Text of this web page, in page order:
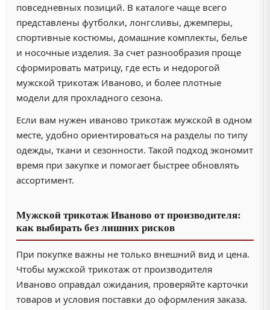
повседневных позиций. В каталоге чаще всего
представлены футболки, лонгсливы, джемперы,
спортивные костюмы, домашние комплекты, белье
и носочные изделия. За счет разнообразия проще
сформировать матрицу, где есть и недорогой
мужской трикотаж Иваново, и более плотные
модели для прохладного сезона.
Если вам нужен иваново трикотаж мужской в одном
месте, удобно ориентироваться на разделы по типу
одежды, ткани и сезонности. Такой подход экономит
время при закупке и помогает быстрее обновлять
ассортимент.
Мужской трикотаж Иваново от производителя:
как выбирать без лишних рисков
При покупке важны не только внешний вид и цена.
Чтобы мужской трикотаж от производителя
Иваново оправдал ожидания, проверяйте карточки
товаров и условия поставки до оформления заказа.